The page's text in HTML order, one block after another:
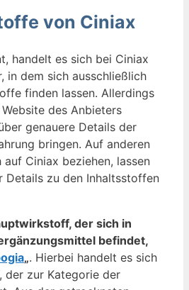
von Ciniax
handelt es sich bei Ciniax
in dem sich ausschließlich
finden lassen. Allerdings
des Anbieters
genauere Details der
bringen. Auf anderen
auf Ciniax beziehen, lassen
Details zu den Inhaltsstoffen
der sich in
befindet,
„. Hierbei handelt es sich
der zur Kategorie der